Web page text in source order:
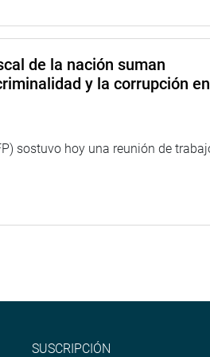
de la nación suman
y la corrupción en
sostuvo hoy una reunión de
SUSCRIPCIÓN